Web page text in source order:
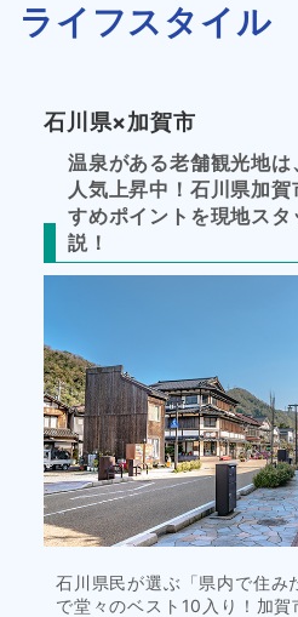
ライフスタイル
石川県×加賀市
温泉がある老舗観光地
人気上昇中！石川県加
すめポイントを現地ス
説！
石川県民が選ぶ「県内で住み
で堂々のベスト10入り！加賀